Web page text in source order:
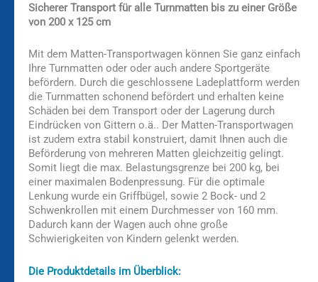
Sicherer Transport für alle Turnmatten bis zu einer Größe
von 200 x 125 cm
Mit dem Matten-Transportwagen können Sie ganz einfach
Ihre Turnmatten oder oder auch andere Sportgeräte
befördern. Durch die geschlossene Ladeplattform werden
die Turnmatten schonend befördert und erhalten keine
Schäden bei dem Transport oder der Lagerung durch
Eindrücken von Gittern o.ä.. Der Matten-Transportwagen
ist zudem extra stabil konstruiert, damit Ihnen auch die
Beförderung von mehreren Matten gleichzeitig gelingt.
Somit liegt die max. Belastungsgrenze bei 200 kg, bei
einer maximalen Bodenpressung. Für die optimale
Lenkung wurde ein Griffbügel, sowie 2 Bock- und 2
Schwenkrollen mit einem Durchmesser von 160 mm.
Dadurch kann der Wagen auch ohne große
Schwierigkeiten von Kindern gelenkt werden.
Die Produktdetails im Überblick: